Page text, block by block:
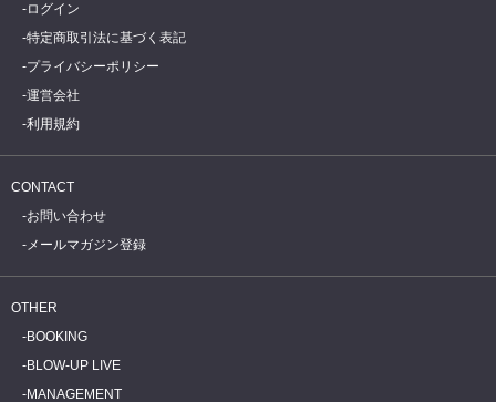
ログイン
特定商取引法に基づく表記
プライバシーポリシー
運営会社
利用規約
CONTACT
お問い合わせ
メールマガジン登録
OTHER
BOOKING
BLOW-UP LIVE
MANAGEMENT